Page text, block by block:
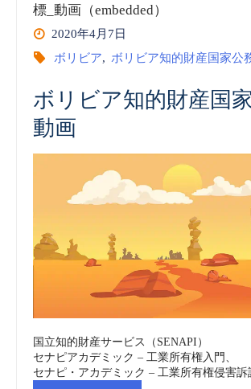
的
家
公
庁
(SENAPI)
vol.7
商
標_動画（embedded）
2020年4月7日
ボリビア, ボリビア知的財産国家公
ボリビア知的財産国
動画
国立知的財産サービス（SENAPI）
セナピアカデミック – 工業所有権入門、
セナピ・アカデミック – 工業所有権侵害訴